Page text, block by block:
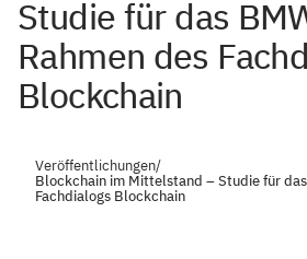
Studie für das
Rahmen des
Blockchain
Veröffentlichungen/
Blockchain im Mittelstand – Studie für
Fachdialogs Blockchain